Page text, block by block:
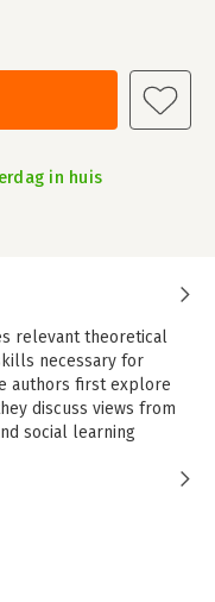
in huis
relevant theoretical
necessary for
authors first explore
discuss views from
social learning
in four roles:
helping model: (1)
and (3) treatment
essential